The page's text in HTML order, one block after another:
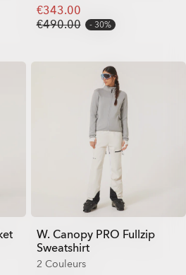
€343.00
€490.00
30%
W. Canopy PRO Fullzip
Sweatshirt
2 Couleurs